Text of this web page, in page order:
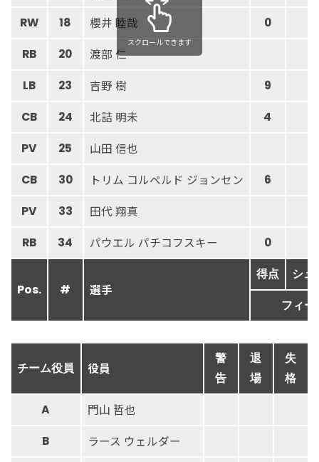
RW 18 櫻井 睦哉 0
RB 20 渡部 仁
LB 23 吉野 樹 9
CB 24 北詰 明未 4
PV 25 山田 信也
CB 30 トリム コルペルド ジョンセン 6
PV 33 田代 翔真
RB 34 パウエル パチコフスキー 0
Pos. # 選手
得点 シュ
フィー
スクロールできます
チーム役員 役員
警
告
退
場
失
格
A 門山 哲也
B ラース ウェルダー